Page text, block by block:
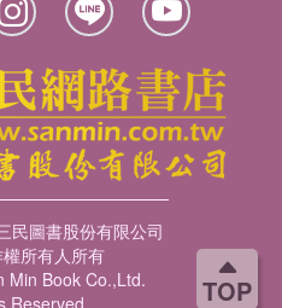
TOP
本這種男權社會，她要倍加努
有可能出頭。
器創辦人松下幸之助創辦的培
塾」，得到這位日本企業大師
來當上首相，要像經營公司一
了她最早的經濟視野和經營理
那就是她視為政治導師的安倍
時間最長的首相；高市早苗成
市第一次競選自民黨總裁時，
他們支持高市。
譽為「日本雙雄」。
中時代就被父母告知，除非她
給。所以她高中時代就拼命打
了慶應，但考完才知道，自己
。家裡當然是依舊不支持，要
其母親堅決反對她離開家鄉去
學之後就找個普通工作，然後
學費是一個問題，但更深層的
入高額的教育費。日本傳統家
民圖書股份有限公司
所有人所有
Min Book Co.,Ltd.